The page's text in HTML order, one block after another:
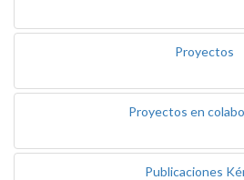
Proyectos
Proyectos en
Publicaciones